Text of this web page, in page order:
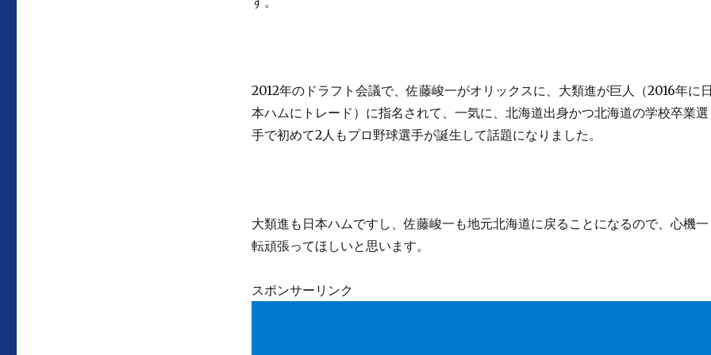
2012年のドラフト会議で、佐藤峻一がオリックスに、大類進が巨人（2016年に
本ハムにトレード）に指名されて、一気に、北海道出身かつ北海道の学校卒業選
手で初めて2人もプロ野球選手が誕生して話題になりました。
大類進も日本ハムですし、佐藤峻一も地元北海道に戻ることになるので、心機一
転頑張ってほしいと思います。
スポンサーリンク